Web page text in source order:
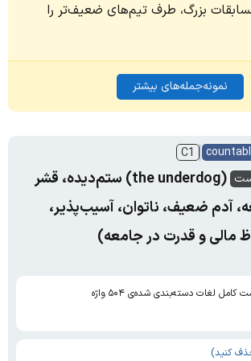
بزرگ، طرف تیم‌های ضعیف‌تر را
نمونه‌جمله‌های بیشتر
C1
(the underdog) ستم‌دیده، قشر
آدم ضعیف، ناتوان، آسیب‌پذیر،
مالی و قدرت در جامعه)
کامل لغات دسته‌بندی شده‌ی ۵۰۴ واژه
کنید)